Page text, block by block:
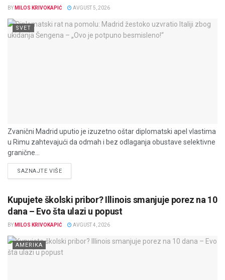
BY MILOS KRIVOKAPIĆ AVGUST 5, 2026
SVET
Zvanični Madrid uputio je izuzetno oštar diplomatski apel vlastima
u Rimu zahtevajući da odmah i bez odlaganja obustave selektivne
granične...
SAZNAJTE VIŠEDETAILS
Kupujete školski pribor? Illinois smanjuje porez na 10
dana – Evo šta ulazi u popust
BY MILOS KRIVOKAPIĆ AVGUST 4, 2026
AMERIKA